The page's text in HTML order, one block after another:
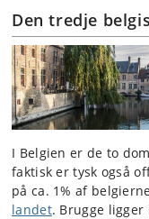
Den tredje
I Belgien er de to
faktisk er tysk også
på ca. 1% af
landet. Brugge